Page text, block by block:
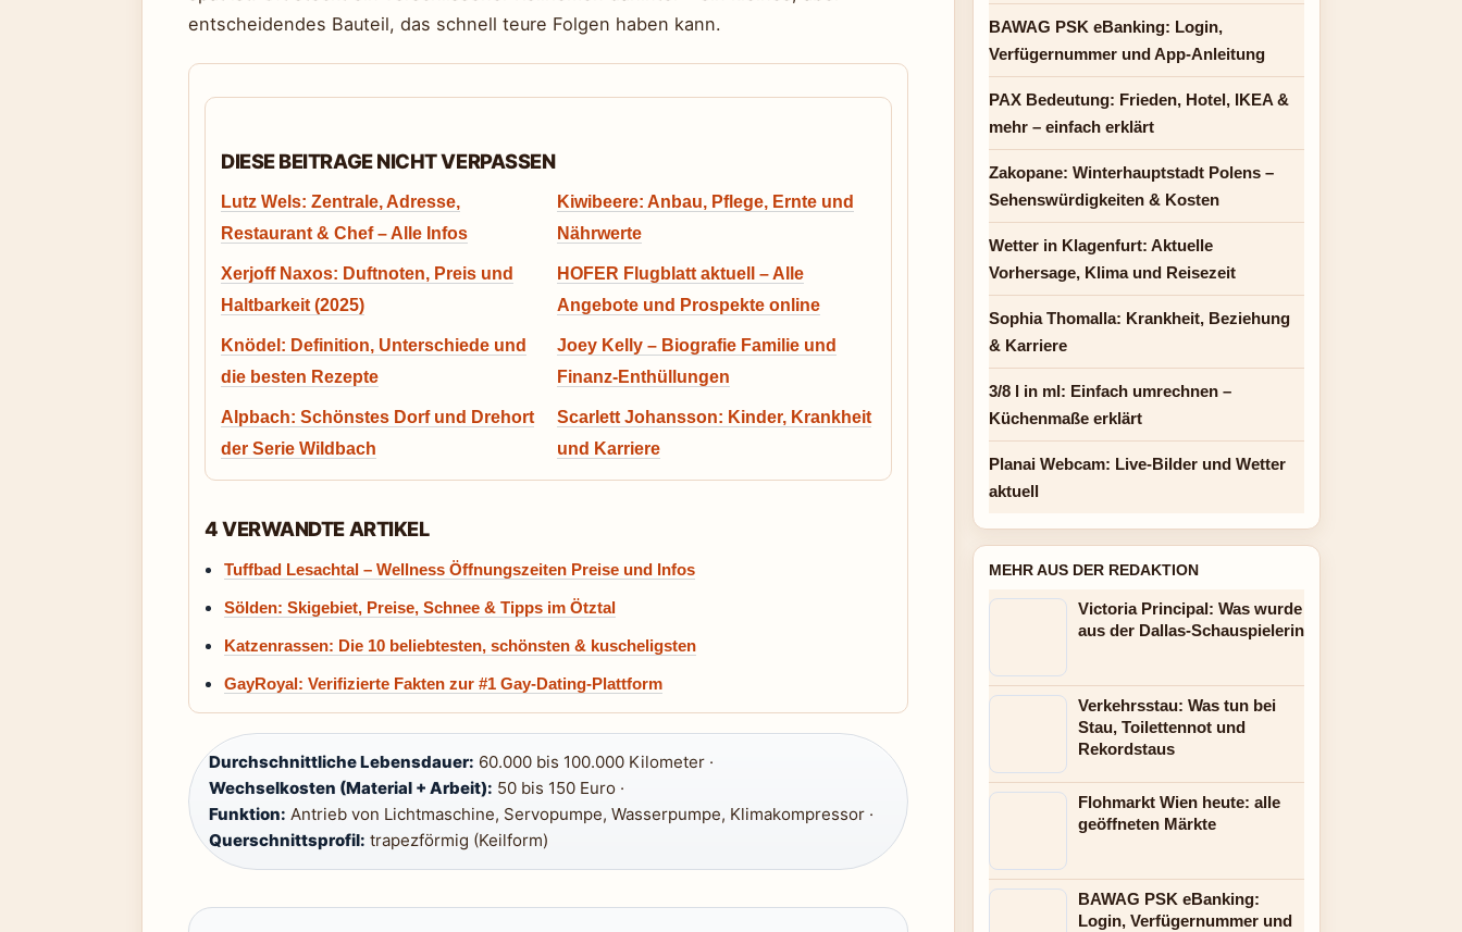
entscheidendes Bauteil, das schnell teure Folgen haben kann.
DIESE BEITRAGE NICHT VERPASSEN
Lutz Wels: Zentrale, Adresse,
Restaurant & Chef – Alle Infos
Kiwibeere: Anbau, Pflege, Ernte und
Nährwerte
Xerjoff Naxos: Duftnoten, Preis und
Haltbarkeit (2025)
HOFER Flugblatt aktuell – Alle
Angebote und Prospekte online
Knödel: Definition, Unterschiede und
die besten Rezepte
Joey Kelly – Biografie Familie und
Finanz-Enthüllungen
Alpbach: Schönstes Dorf und Drehort
der Serie Wildbach
Scarlett Johansson: Kinder, Krankheit
und Karriere
4 VERWANDTE ARTIKEL
Tuffbad Lesachtal – Wellness Öffnungszeiten Preise und Infos
Sölden: Skigebiet, Preise, Schnee & Tipps im Ötztal
Katzenrassen: Die 10 beliebtesten, schönsten & kuscheligsten
GayRoyal: Verifizierte Fakten zur #1 Gay-Dating-Plattform
Durchschnittliche Lebensdauer: 60.000 bis 100.000 Kilometer ·
Wechselkosten (Material + Arbeit): 50 bis 150 Euro ·
Funktion: Antrieb von Lichtmaschine, Servopumpe, Wasserpumpe, Klimakompressor ·
Querschnittsprofil: trapezförmig (Keilform)
BAWAG PSK eBanking: Login,
Verfügernummer und App-Anleitung
PAX Bedeutung: Frieden, Hotel, IKEA &
mehr – einfach erklärt
Zakopane: Winterhauptstadt Polens –
Sehenswürdigkeiten & Kosten
Wetter in Klagenfurt: Aktuelle
Vorhersage, Klima und Reisezeit
Sophia Thomalla: Krankheit, Beziehung
& Karriere
3/8 l in ml: Einfach umrechnen –
Küchenmaße erklärt
Planai Webcam: Live-Bilder und Wetter
aktuell
MEHR AUS DER REDAKTION
Victoria Principal: Was wurde
aus der Dallas-Schauspielerin
Verkehrsstau: Was tun bei
Stau, Toilettennot und
Rekordstaus
Flohmarkt Wien heute: alle
geöffneten Märkte
BAWAG PSK eBanking:
Login, Verfügernummer und